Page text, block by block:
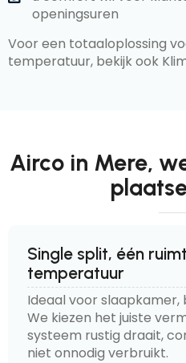
openingsuren
Voor een totaaloplossing
temperatuur, bekijk ook
Airco in Mere,
Single split, één
temperatuur
Ideaal voor
We kiezen het juiste
systeem rustig draait,
niet onnodig verbruikt.